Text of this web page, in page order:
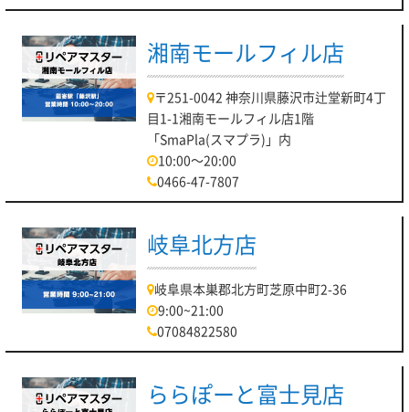
湘南モールフィル店
〒251-0042 神奈川県藤沢市辻堂新町4丁
目1-1湘南モールフィル店1階
「SmaPla(スマプラ)」内
10:00～20:00
0466-47-7807
岐阜北方店
岐阜県本巣郡北方町芝原中町2-36
9:00~21:00
07084822580
ららぽーと富士見店